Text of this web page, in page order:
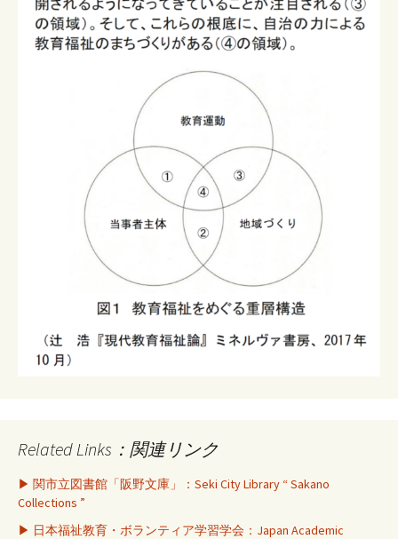
Related Links：関連リンク
▶ 関市立図書館「阪野文庫」：Seki City Library “ Sakano
Collections ”
▶ 日本福祉教育・ボランティア学習学会：Japan Academic